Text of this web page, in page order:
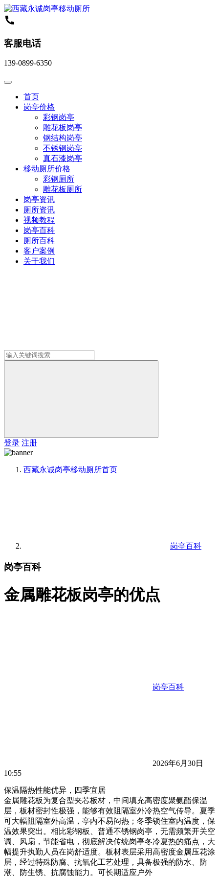
客服电话
139-0899-6350
首页
岗亭价格
彩钢岗亭
雕花板岗亭
钢结构岗亭
不锈钢岗亭
真石漆岗亭
移动厕所价格
彩钢厕所
雕花板厕所
岗亭资讯
厕所资讯
视频教程
岗亭百科
厕所百科
客户案例
关于我们
登录 注册
西藏永诚岗亭移动厕所首页
岗亭百科
岗亭百科
金属雕花板岗亭的优点
岗亭百科
2026年6月30日
10:55
保温隔热性能优异，四季宜居
金属雕花板为复合型夹芯板材，中间填充高密度聚氨酯保温
层，板材密封性极强，能够有效阻隔室外冷热空气传导。夏季
可大幅阻隔室外高温，亭内不易闷热；冬季锁住室内温度，保
温效果突出。相比彩钢板、普通不锈钢岗亭，无需频繁开关空
调、风扇，节能省电，彻底解决传统岗亭冬冷夏热的痛点，大
幅提升执勤人员在岗舒适度。板材表层采用高密度金属压花涂
层，经过特殊防腐、抗氧化工艺处理，具备极强的防水、防
潮、防生锈、抗腐蚀能力。可长期适应户外